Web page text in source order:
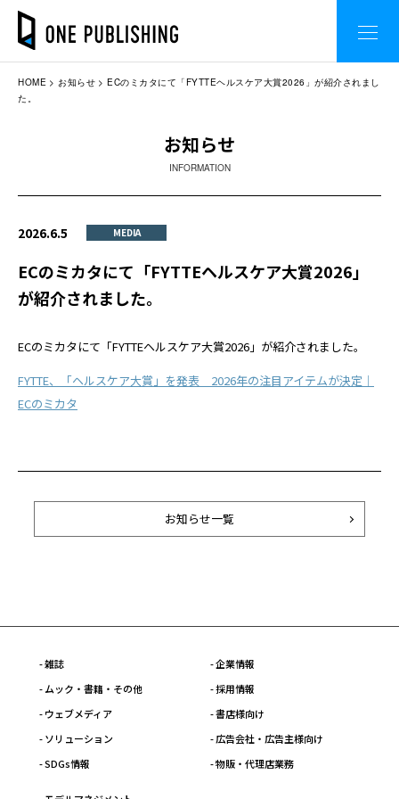
HOME お知らせ
ECのミカタにて「FYTTEヘルスケア大賞2026」が紹介されまし
た。
お知らせ
INFORMATION
2026.6.5 MEDIA
ECのミカタにて「FYTTEヘルスケア大賞2026」
が紹介されました。
ECのミカタにて「FYTTEヘルスケア大賞2026」が紹介されました。
FYTTE、「ヘルスケア大賞」を発表 2026年の注目アイテムが決定｜
ECのミカタ
お知らせ一覧
- 雑誌
- ムック・書籍・その他
- ウェブメディア
- ソリューション
- SDGs情報
- 企業情報
- 採用情報
- 書店様向け
- 広告会社・広告主様向け
- 物販・代理店業務